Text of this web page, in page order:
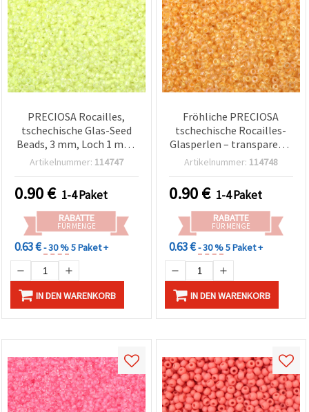
PRECIOSA Rocailles,
tschechische Glas-Seed
Beads, 3 mm, Loch 1 mm,
transparent mit
Neon‑Regenbogenfaden,
nachleuchtend, 20 g (ca.
920 Stk.)
Artikelnummer: 114747
0.90€ 1-4 Paket
RABATTE
FÜR MENGE
0.63 €- 30 %5 Paket +
IN DEN WARENKORB
Fröhliche PRECIOSA
tschechische Rocailles-
Glasperlen – transparent,
warmgelb, mit heller
Innenfärbung, 3 mm,
Loch: 1 mm – 20 g (±920
Stück)
Artikelnummer: 114748
0.90€ 1-4 Paket
RABATTE
FÜR MENGE
0.63 €- 30 %5 Paket +
IN DEN WARENKORB